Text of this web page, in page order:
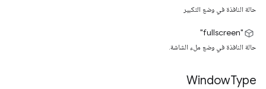
حالة النافذة في وضع التكبير
"fullscreen"
حالة النافذة في وضع ملء الشاشة.
WindowType